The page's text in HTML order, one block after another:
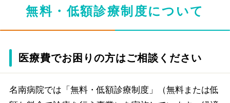
無料・低額診療制度について
医療費でお困りの方はご相談ください
名南病院では「無料・低額診療制度」（無料または低